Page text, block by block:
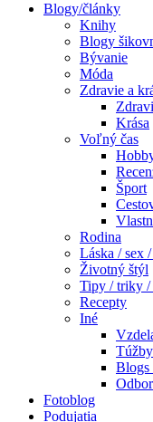
Blogy/články
Knihy
Blogy
Bývanie
Móda
Zdravie a
Krása
Voľný čas
Šport
Rodina
Láska / sex
Životný štýl
Tipy / triky /
Recepty
Iné
Túžby
Blogs
Fotoblog
Podujatia